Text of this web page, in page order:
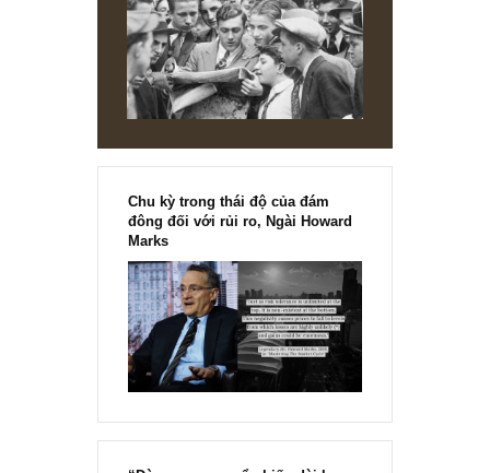
Chu kỳ trong thái độ của đám
đông đối với rủi ro, Ngài Howard
Marks